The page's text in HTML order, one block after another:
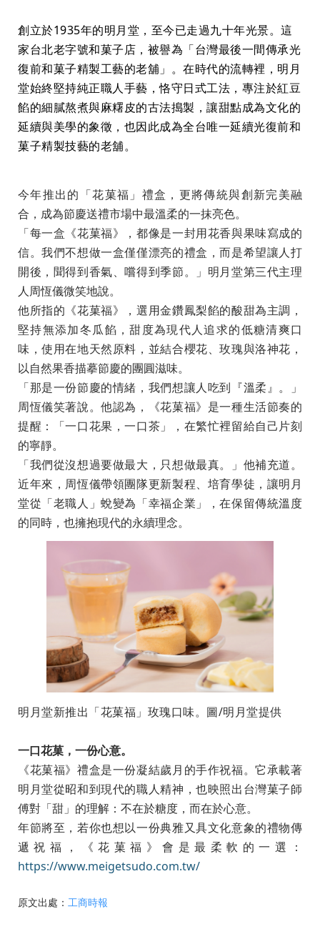
創立於1935年的明月堂，至今已走過九十年光景。這
家台北老字號和菓子店，被譽為「台灣最後一間傳承光
復前和菓子精製工藝的老舖」。在時代的流轉裡，明月
堂始終堅持純正職人手藝，恪守日式工法，專注於紅豆
餡的細膩熬煮與麻糬皮的古法搗製，讓甜點成為文化的
延續與美學的象徵，也因此成為全台唯一延續光復前和
菓子精製技藝的老舖。
今年推出的「花菓福」禮盒，更將傳統與創新完美融
合，成為節慶送禮市場中最溫柔的一抹亮色。
「每一盒《花菓福》，都像是一封用花香與果味寫成的
信。我們不想做一盒僅僅漂亮的禮盒，而是希望讓人打
開後，聞得到香氣、嚐得到季節。」明月堂第三代主理
人周恆儀微笑地說。
他所指的《花菓福》，選用金鑽鳳梨餡的酸甜為主調，
堅持無添加冬瓜餡，甜度為現代人追求的低糖清爽口
味，使用在地天然原料，並結合櫻花、玫瑰與洛神花，
以自然果香描摹節慶的團圓滋味。
「那是一份節慶的情緒，我們想讓人吃到『溫柔』。」
周恆儀笑著說。他認為，《花菓福》是一種生活節奏的
提醒：「一口花果，一口茶」，在繁忙裡留給自己片刻
的寧靜。
「我們從沒想過要做最大，只想做最真。」他補充道。
近年來，周恆儀帶領團隊更新製程、培育學徒，讓明月
堂從「老職人」蛻變為「幸福企業」，在保留傳統溫度
的同時，也擁抱現代的永續理念。
明月堂新推出「花菓福」玫瑰口味。圖/明月堂提供
一口花菓，一份心意。
《花菓福》禮盒是一份凝結歲月的手作祝福。它承載著
明月堂從昭和到現代的職人精神，也映照出台灣菓子師
傅對「甜」的理解：不在於糖度，而在於心意。
年節將至，若你也想以一份典雅又具文化意象的禮物傳
遞祝福，《花菓福》會是最柔軟的一選：
https://www.meigetsudo.com.tw/
原文出處： 工商時報